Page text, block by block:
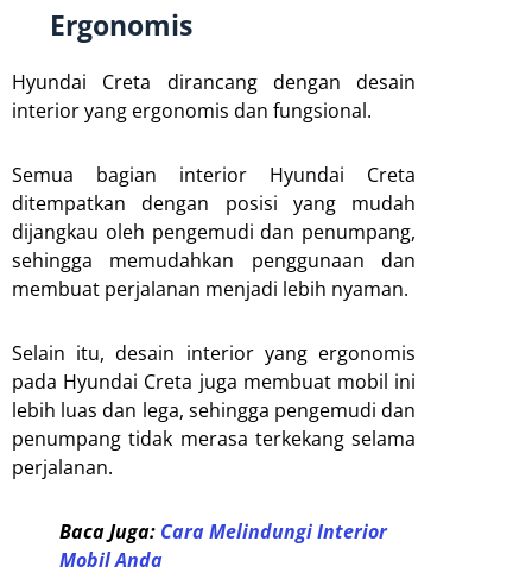
Ergonomis
Hyundai Creta dirancang dengan desain
interior yang ergonomis dan fungsional.
Semua bagian interior Hyundai Creta
ditempatkan dengan posisi yang mudah
dijangkau oleh pengemudi dan penumpang,
sehingga memudahkan penggunaan dan
membuat perjalanan menjadi lebih nyaman.
Selain itu, desain interior yang ergonomis
pada Hyundai Creta juga membuat mobil ini
lebih luas dan lega, sehingga pengemudi dan
penumpang tidak merasa terkekang selama
perjalanan.
Baca Juga: Cara Melindungi Interior
Mobil Anda